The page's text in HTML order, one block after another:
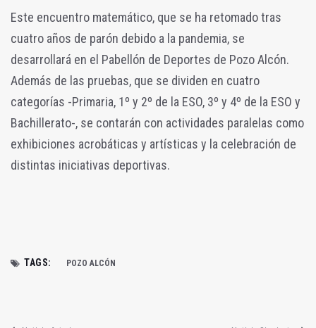
Este encuentro matemático, que se ha retomado tras
cuatro años de parón debido a la pandemia, se
desarrollará en el Pabellón de Deportes de Pozo Alcón.
Además de las pruebas, que se dividen en cuatro
categorías -Primaria, 1º y 2º de la ESO, 3º y 4º de la ESO y
Bachillerato-, se contarán con actividades paralelas como
exhibiciones acrobáticas y artísticas y la celebración de
distintas iniciativas deportivas.
TAGS: POZO ALCÓN